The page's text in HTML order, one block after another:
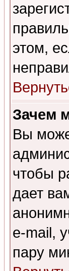
этом,
Зачем
Вы
чтобы
дает
e-mail,
пару